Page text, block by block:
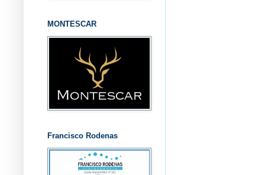
MONTESCAR
Francisco Rodenas